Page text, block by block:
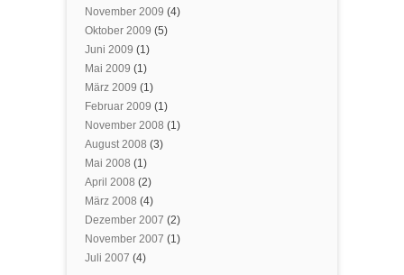
November 2009 (4)
Oktober 2009 (5)
Juni 2009 (1)
Mai 2009 (1)
März 2009 (1)
Februar 2009 (1)
November 2008 (1)
August 2008 (3)
Mai 2008 (1)
April 2008 (2)
März 2008 (4)
Dezember 2007 (2)
November 2007 (1)
Juli 2007 (4)